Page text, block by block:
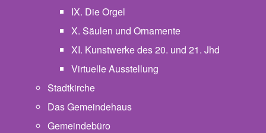
IX. Die Orgel
X. Säulen und Ornamente
XI. Kunstwerke des 20. und 21. Jhd
Virtuelle Ausstellung
Stadtkirche
Das Gemeindehaus
Gemeindebüro